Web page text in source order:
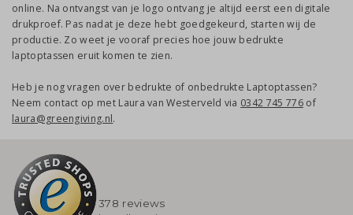
online. Na ontvangst van je logo ontvang je altijd eerst een digitale
drukproef. Pas nadat je deze hebt goedgekeurd, starten wij de
productie. Zo weet je vooraf precies hoe jouw bedrukte
laptoptassen eruit komen te zien.
Heb je nog vragen over bedrukte of onbedrukte Laptoptassen?
Neem contact op met Laura van Westerveld via 0342 745 776of
laura@greengiving.nl.
378 reviews